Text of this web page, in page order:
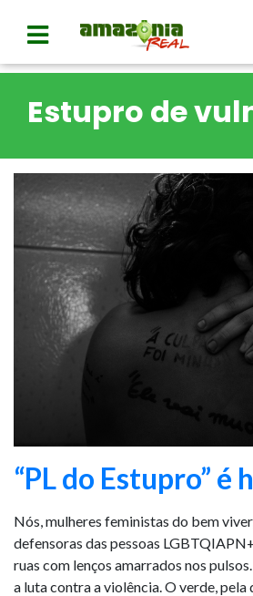
Estupro de
“PL do Estupro” é
Nós, mulheres feministas do bem
defensoras das pessoas
ruas com lenços amarrados nos
a luta contra a violência. O verde, pela